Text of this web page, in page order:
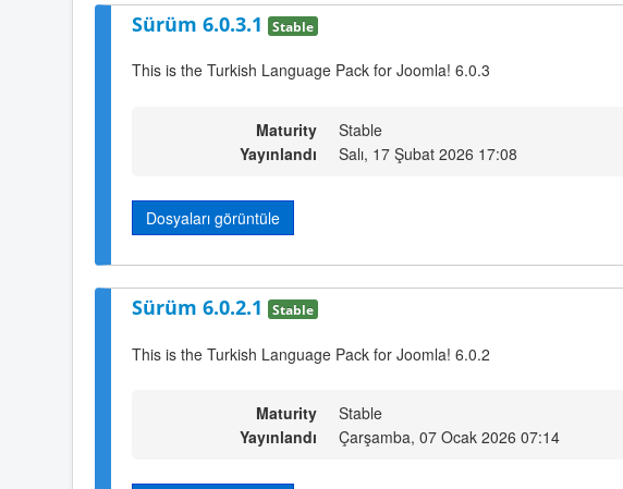
Sürüm 6.0.3.1 Stable
This is the Turkish Language Pack for Joomla! 6.0.3
Maturity
Stable
Yayınlandı
Salı, 17 Şubat 2026 17:08
Dosyaları görüntüle
Sürüm 6.0.2.1 Stable
This is the Turkish Language Pack for Joomla! 6.0.2
Maturity
Stable
Yayınlandı
Çarşamba, 07 Ocak 2026 07:14